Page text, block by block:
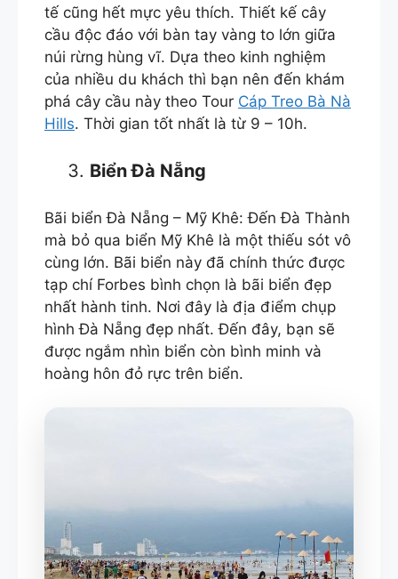
tế cũng hết mực yêu thích. Thiết kế cây
cầu độc đáo với bàn tay vàng to lớn giữa
núi rừng hùng vĩ. Dựa theo kinh nghiệm
của nhiều du khách thì bạn nên đến khám
phá cây cầu này theo Tour Cáp Treo Bà Nà
Hills. Thời gian tốt nhất là từ 9 – 10h.
Biển Đà Nẵng
Bãi biển Đà Nẵng – Mỹ Khê: Đến Đà Thành
mà bỏ qua biển Mỹ Khê là một thiếu sót vô
cùng lớn. Bãi biển này đã chính thức được
tạp chí Forbes bình chọn là bãi biển đẹp
nhất hành tinh. Nơi đây là địa điểm chụp
hình Đà Nẵng đẹp nhất. Đến đây, bạn sẽ
được ngắm nhìn biển còn bình minh và
hoàng hôn đỏ rực trên biển.